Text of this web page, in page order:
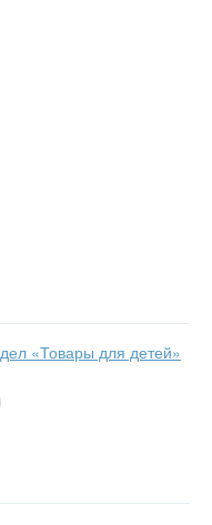
«Товары для детей»